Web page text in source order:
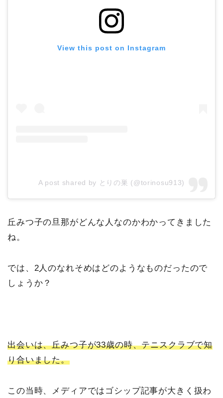
View this post on Instagram
A post shared by とりの巣 (@torinosu913)
丘みつ子の旦那がどんな人なのかわかってきました
ね。
では、2人のなれそめはどのようなものだったので
しょうか？
出会いは、丘みつ子が33歳の時、テニスクラブで知
り合いました。
この当時、メディアではゴシップ記事が大きく扱わ